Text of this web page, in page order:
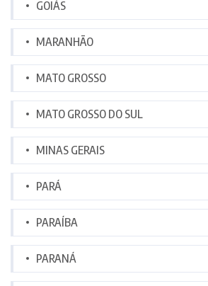
GOIÁS
MARANHÃO
MATO GROSSO
MATO GROSSO DO SUL
MINAS GERAIS
PARÁ
PARAÍBA
PARANÁ